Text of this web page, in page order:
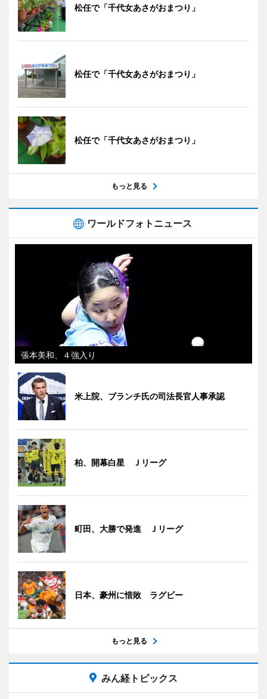
松任で「千代女あさがおまつり」
松任で「千代女あさがおまつり」
松任で「千代女あさがおまつり」
もっと見る
ワールドフォトニュース
張本美和、４強入り
米上院、ブランチ氏の司法長官人事承認
柏、開幕白星 Ｊリーグ
町田、大勝で発進 Ｊリーグ
日本、豪州に惜敗 ラグビー
もっと見る
みん経トピックス